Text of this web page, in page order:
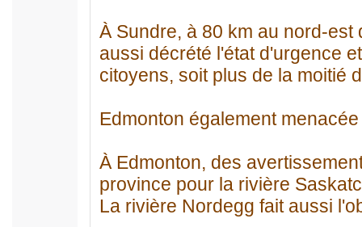
À Sundre, à 80 km au nord-
aussi décrété l'état d'urgence
citoyens, soit plus de la moitié
Edmonton également menacée
À Edmonton, des
province pour la rivière
La rivière Nordegg fait aussi